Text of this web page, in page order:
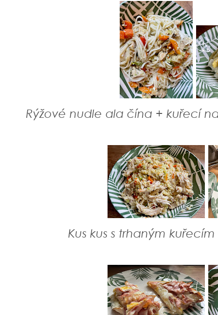
Rýžové nudle ala čína + kuřecí
Kus kus s trhaným